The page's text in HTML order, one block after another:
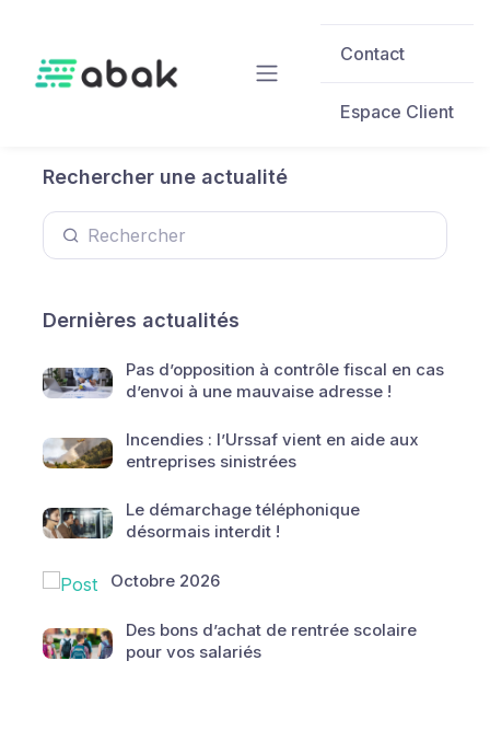
Contact
Espace Client
Rechercher une actualité
Dernières actualités
Pas d’opposition à contrôle fiscal en cas
d’envoi à une mauvaise adresse !
Incendies : l’Urssaf vient en aide aux
entreprises sinistrées
Le démarchage téléphonique
désormais interdit !
Octobre 2026
Des bons d’achat de rentrée scolaire
pour vos salariés